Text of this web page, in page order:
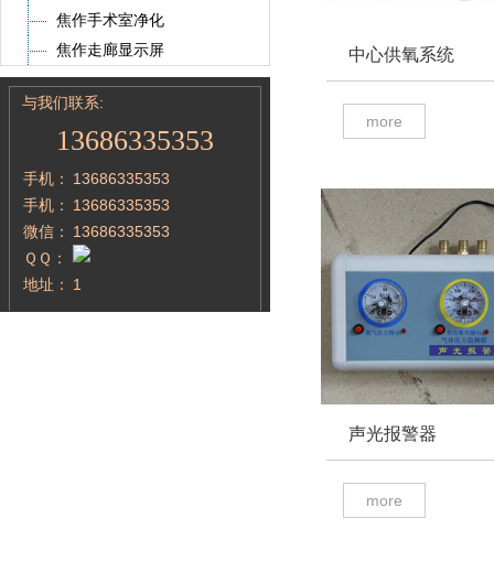
焦作手术室净化
焦作走廊显示屏
与我们联系:
13686335353
手机：
13686335353
手机：
13686335353
微信：
13686335353
ＱＱ：
地址：
1
中心供氧系统
more
声光报警器
more